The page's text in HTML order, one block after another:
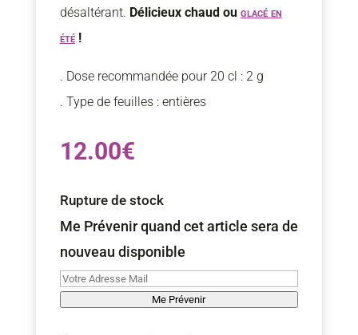
désaltérant. Délicieux chaud ou glacé en
été!
. Dose recommandée pour 20 cl : 2 g
. Type de feuilles : entières
12.00€
Rupture de stock
Me Prévenir quand cet article sera de
nouveau disponible
Me Prévenir